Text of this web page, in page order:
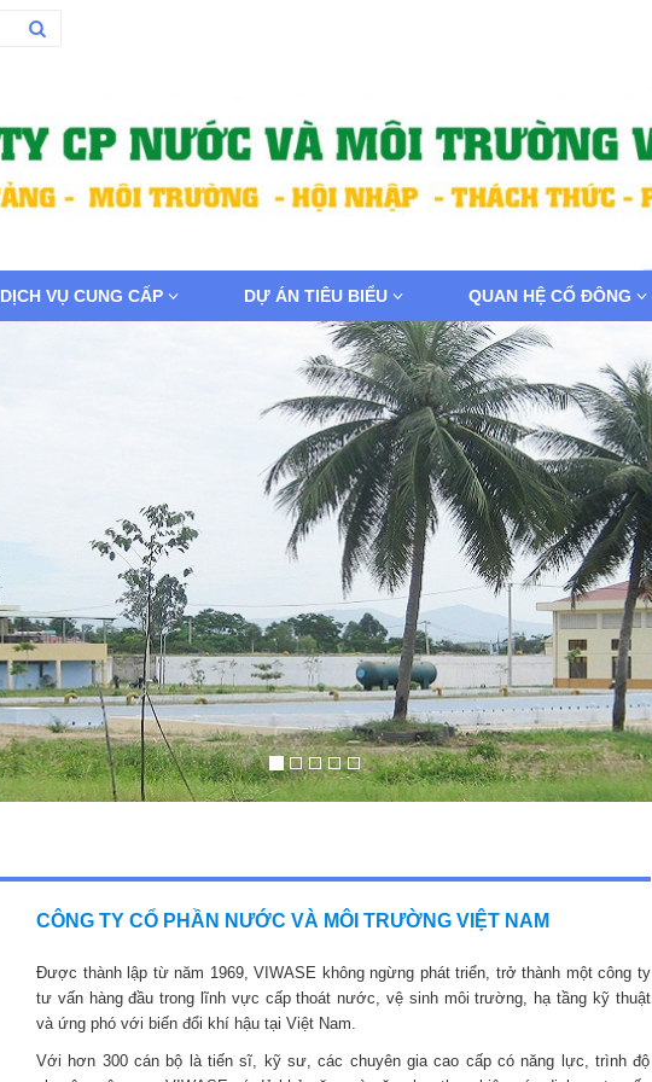
DỊCH VỤ CUNG CẤP DỰ ÁN TIÊU BIỂU QUAN HỆ CỔ ĐÔNG
CÔNG TY CỔ PHẦN NƯỚC VÀ MÔI TRƯỜNG VIỆT NAM
Được thành lập từ năm 1969, VIWASE không ngừng phát triển, trở thành một công ty
tư vấn hàng đầu trong lĩnh vực cấp thoát nước, vệ sinh môi trường, hạ tầng kỹ thuật
và ứng phó với biến đổi khí hậu tại Việt Nam.
Với hơn 300 cán bộ là tiến sĩ, kỹ sư, các chuyên gia cao cấp có năng lực, trình độ